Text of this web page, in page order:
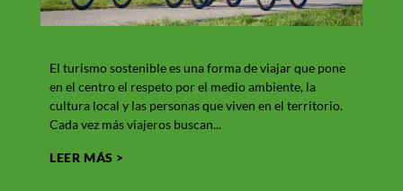
El turismo sostenible es una forma de viajar que pone
en el centro el respeto por el medio ambiente, la
cultura local y las personas que viven en el territorio.
Cada vez más viajeros buscan...
LEER MÁS >